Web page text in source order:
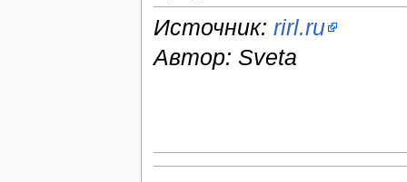
Источник: rirl.ru
Автор: Sveta